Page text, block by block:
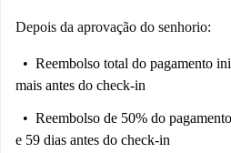
Depois da aprovação do senhorio:
Reembolso total do pagamento
mais antes do check-in
Reembolso de 50% do
e 59 dias antes do check-in